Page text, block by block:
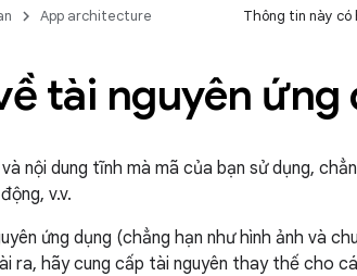
App architecture Thông tin này có
tài nguyên ứng
nội dung tĩnh mà mã của bạn sử dụng,
v.v.
ứng dụng (chẳng hạn như hình ảnh và
ra, hãy cung cấp tài nguyên thay thế cho